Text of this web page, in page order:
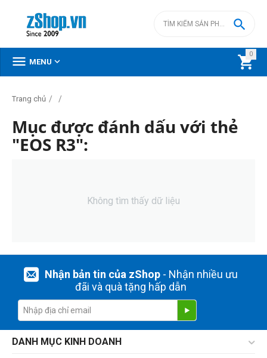
0


 MENU 
Trang chủ / /
Mục được đánh dấu với thẻ
"EOS R3":
Không tìm thấy dữ liệu
Nhận bản tin của zShop- Nhận nhiều ưu
đãi và quà tặng hấp dẫn
DANH MỤC KINH DOANH